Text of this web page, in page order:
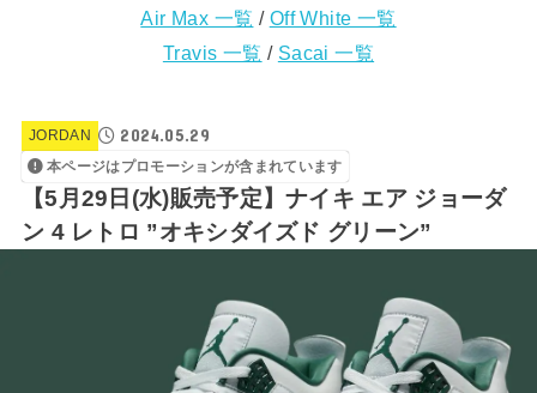
Air Max 一覧 / Off White 一覧
Travis 一覧 / Sacai 一覧
JORDAN 2024.05.29
本ページはプロモーションが含まれています
【5月29日(水)販売予定】ナイキ エア ジョーダ
ン 4 レトロ ”オキシダイズド グリーン”